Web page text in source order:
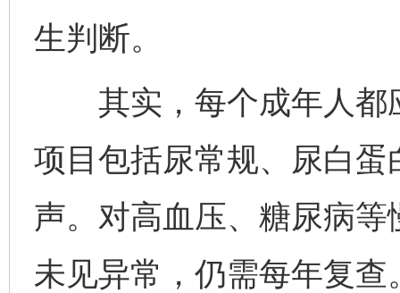
生判断。
其实，每个成年人都
项目包括尿常规、尿白
声。对高血压、糖尿病
未见异常，仍需每年复查